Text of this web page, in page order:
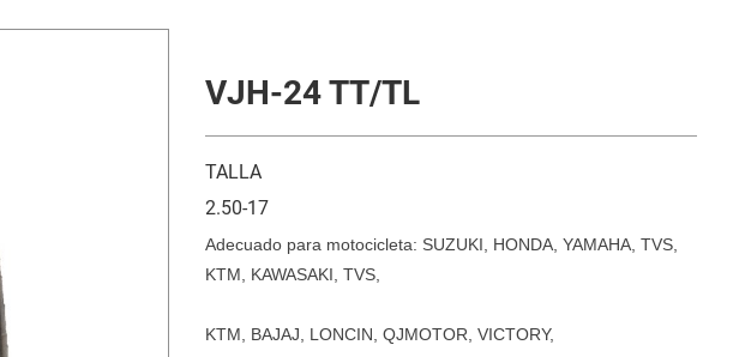
VJH-24 TT/TL
TALLA
2.50-17
Adecuado para motocicleta: SUZUKI, HONDA, YAMAHA, TVS,
KTM, KAWASAKI, TVS,
KTM, BAJAJ, LONCIN, QJMOTOR, VICTORY,